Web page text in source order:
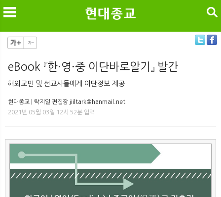
메
검색
eBook 『한·영·중 이단바로알기』 발간
해외교민 및 선교사들에게 이단정보 제공
현대종교 | 탁지일 편집장 jiiltark@hanmail.net
2021년 05월 03일 12시 52분 입력